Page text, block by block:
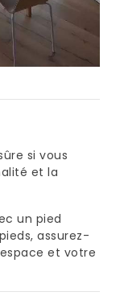
si vous
et la
un pied
assurez-
et votre